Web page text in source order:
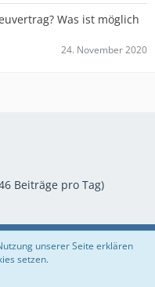
Was ist möglich
24. November 2020
Beiträge pro Tag)
unserer Seite erklären
setzen.